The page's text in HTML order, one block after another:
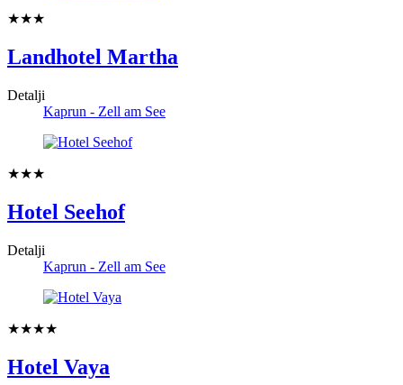
★★★
Landhotel Martha
Detalji
Kaprun - Zell am See
★★★
Hotel Seehof
Detalji
Kaprun - Zell am See
★★★★
Hotel Vaya